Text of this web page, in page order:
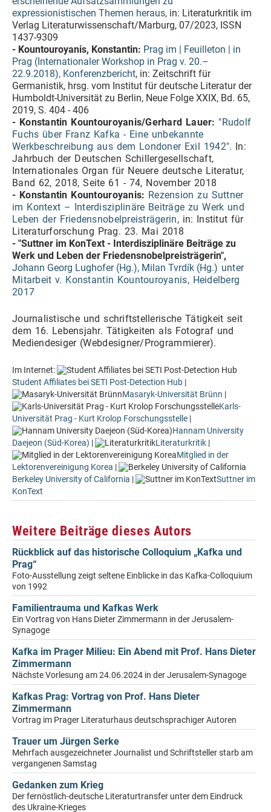
expressionistischen Themen heraus, in: Literaturkritik im
Verlag Literaturwissenschaft/Marburg, 07/2023, ISSN
1437-9309
- Kountouroyanis, Konstantin: Prag im | Feuilleton | in
Prag (Internationaler Workshop in Prag v. 20.–
22.9.2018), Konferenzbericht, in: Zeitschrift für
Germanistik, hrsg. vom Institut für deutsche Literatur der
Humboldt-Universität zu Berlin, Neue Folge XXIX, Bd. 65,
2019, S. 404 - 406
- Konstantin Kountouroyanis/Gerhard Lauer: "Rudolf
Fuchs über Franz Kafka - Eine unbekannte
Werkbeschreibung aus dem Londoner Exil 1942". In:
Jahrbuch der Deutschen Schillergesellschaft,
Internationales Organ für Neuere deutsche Literatur,
Band 62, 2018, Seite 61 - 74, November 2018
- Konstantin Kountouroyanis: Rezension zu Suttner
im Kontext – Interdisziplinäre Beiträge zu Werk und
Leben der Friedensnobelpreisträgerin, in: Institut für
Literaturforschung Prag. 23. Mai 2018
- "Suttner im KonText - Interdisziplinäre Beiträge zu
Werk und Leben der Friedensnobelpreisträgerin",
Johann Georg Lughofer (Hg.), Milan Tvrdík (Hg.) unter
Mitarbeit v. Konstantin Kountouroyanis, Heidelberg
2017
Journalistische und schriftstellerische Tätigkeit seit
dem 16. Lebensjahr. Tätigkeiten als Fotograf und
Mediendesiger (Webdesigner/Programmierer).
Im Internet:
Student Affiliates bei SETI Post-Detection Hub |
Masaryk-Universität Brünn |
Karls-
Universität Prag - Kurt Krolop Forschungsstelle |
Hannam University
Daejeon (Süd-Korea) | Literaturkritik |
Mitglied in der
Lektorenvereinigung Korea |
Berkeley University of California |
Suttner im
KonText
Weitere Beiträge dieses Autors
Rückblick auf das historische Colloquium „Kafka und
Prag“
Foto-Ausstellung zeigt seltene Einblicke in das Kafka-Colloquium
von 1992
Familientrauma und Kafkas Werk
Ein Vortrag von Hans Dieter Zimmermann in der Jerusalem-
Synagoge
Kafka im Prager Milieu: Ein Abend mit Prof. Hans Dieter
Zimmermann
Nächste Vorlesung am 24.06.2024 in der Jerusalem-Synagoge
Kafkas Prag: Vortrag von Prof. Hans Dieter
Zimmermann
Vortrag im Prager Literaturhaus deutschsprachiger Autoren
Trauer um Jürgen Serke
Mehrfach ausgezeichneter Journalist und Schriftsteller starb am
vergangenen Samstag
Gedanken zum Krieg
Der fernöstlich-deutsche Literaturtransfer unter dem Eindruck
des Ukraine-Krieges